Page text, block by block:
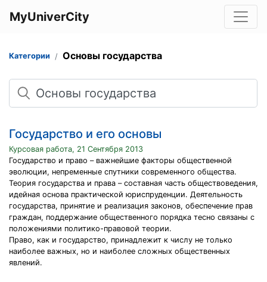
MyUniverCity
Категории Основы государства
Поиск
Государство и его основы
Курсовая работа, 21 Сентября 2013
Государство и право – важнейшие факторы общественной
эволюции, непременные спутники современного общества.
Теория государства и права – составная часть обществоведения,
идейная основа практической юриспруденции. Деятельность
государства, принятие и реализация законов, обеспечение прав
граждан, поддержание общественного порядка тесно связаны с
положениями политико-правовой теории.
Право, как и государство, принадлежит к числу не только
наиболее важных, но и наиболее сложных общественных
явлений.